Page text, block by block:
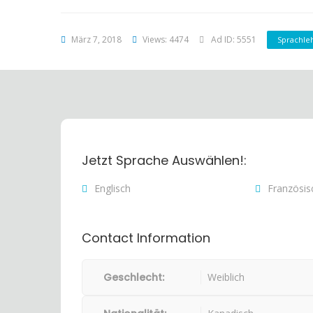
März 7, 2018 Views: 4474 Ad ID: 5551
Jetzt Sprache Auswählen!:
Englisch
Contact Information
Geschlecht: Weiblich